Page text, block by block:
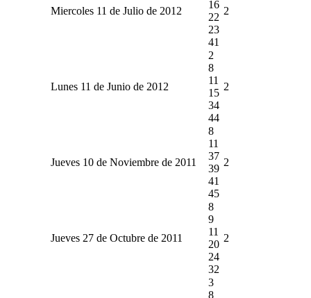
Miercoles 11 de Julio de 2012
16
22
23
41
2
Lunes 11 de Junio de 2012
2
8
11
15
34
44
2
Jueves 10 de Noviembre de 2011
8
11
37
39
41
45
2
Jueves 27 de Octubre de 2011
8
9
11
20
24
32
2
3
8